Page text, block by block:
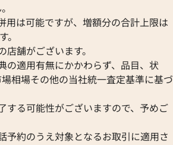
用は可能ですが、増額分の合計上限は
舗がございます。
の適用有無にかかわらず、品目、状
相場その他の当社統一査定基準に基づ
する可能性がございますので、予めご
予約のうえ対象となるお取引に適用さ